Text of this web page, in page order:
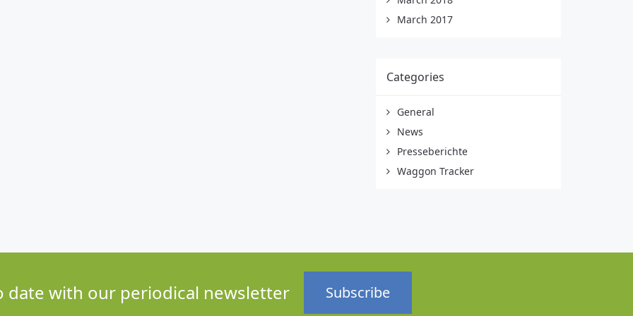
March 2017
Categories
General
News
Presseberichte
Waggon Tracker
date with our periodical newsletter Subscribe